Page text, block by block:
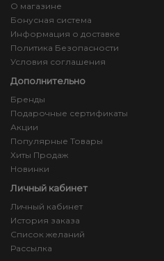
О магазине
Бонусная система
Информация о доставке
Политика Безопасности
Условия соглашения
Дополнительно
Бренды
Подарочные сертификаты
Акции
Популярные Товары
Хиты Продаж
Новинки
Личный кабинет
Личный кабинет
История заказа
Список желаний
Рассылка